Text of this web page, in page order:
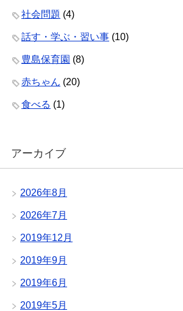
社会問題 (4)
話す・学ぶ・習い事 (10)
豊島保育園 (8)
赤ちゃん (20)
食べる (1)
アーカイブ
2026年8月
2026年7月
2019年12月
2019年9月
2019年6月
2019年5月